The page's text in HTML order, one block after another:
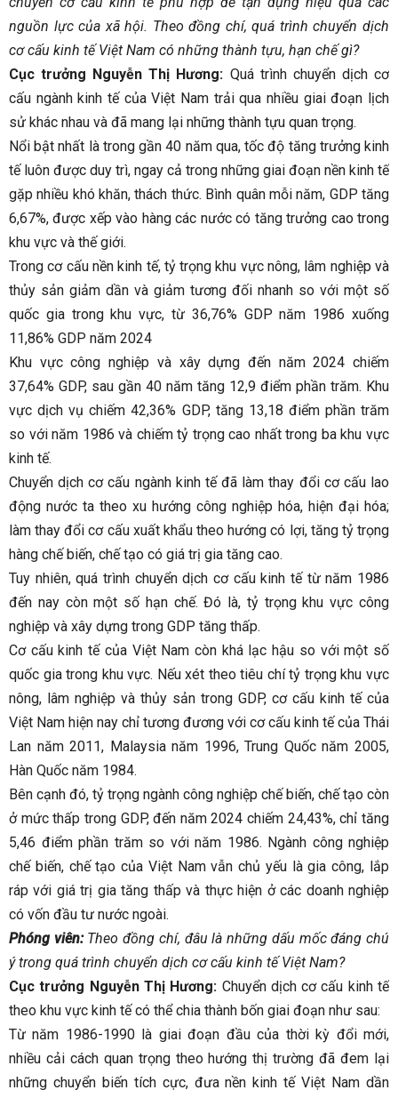
nguồn lực của xã hội. Theo đồng chí, quá trình chuyển dịch
cơ cấu kinh tế Việt Nam có những thành tựu, hạn chế gì?
Cục trưởng Nguyễn Thị Hương: Quá trình chuyển dịch cơ
cấu ngành kinh tế của Việt Nam trải qua nhiều giai đoạn lịch
sử khác nhau và đã mang lại những thành tựu quan trọng.
Nổi bật nhất là trong gần 40 năm qua, tốc độ tăng trưởng kinh
tế luôn được duy trì, ngay cả trong những giai đoạn nền kinh tế
gặp nhiều khó khăn, thách thức. Bình quân mỗi năm, GDP tăng
6,67%, được xếp vào hàng các nước có tăng trưởng cao trong
khu vực và thế giới.
Trong cơ cấu nền kinh tế, tỷ trọng khu vực nông, lâm nghiệp và
thủy sản giảm dần và giảm tương đối nhanh so với một số
quốc gia trong khu vực, từ 36,76% GDP năm 1986 xuống
11,86% GDP năm 2024
Khu vực công nghiệp và xây dựng đến năm 2024 chiếm
37,64% GDP, sau gần 40 năm tăng 12,9 điểm phần trăm. Khu
vực dịch vụ chiếm 42,36% GDP, tăng 13,18 điểm phần trăm
so với năm 1986 và chiếm tỷ trọng cao nhất trong ba khu vực
kinh tế.
Chuyển dịch cơ cấu ngành kinh tế đã làm thay đổi cơ cấu lao
động nước ta theo xu hướng công nghiệp hóa, hiện đại hóa;
làm thay đổi cơ cấu xuất khẩu theo hướng có lợi, tăng tỷ trọng
hàng chế biến, chế tạo có giá trị gia tăng cao.
Tuy nhiên, quá trình chuyển dịch cơ cấu kinh tế từ năm 1986
đến nay còn một số hạn chế. Đó là, tỷ trọng khu vực công
nghiệp và xây dựng trong GDP tăng thấp.
Cơ cấu kinh tế của Việt Nam còn khá lạc hậu so với một số
quốc gia trong khu vực. Nếu xét theo tiêu chí tỷ trọng khu vực
nông, lâm nghiệp và thủy sản trong GDP, cơ cấu kinh tế của
Việt Nam hiện nay chỉ tương đương với cơ cấu kinh tế của Thái
Lan năm 2011, Malaysia năm 1996, Trung Quốc năm 2005,
Hàn Quốc năm 1984.
Bên cạnh đó, tỷ trọng ngành công nghiệp chế biến, chế tạo còn
ở mức thấp trong GDP, đến năm 2024 chiếm 24,43%, chỉ tăng
5,46 điểm phần trăm so với năm 1986. Ngành công nghiệp
chế biến, chế tạo của Việt Nam vẫn chủ yếu là gia công, lắp
ráp với giá trị gia tăng thấp và thực hiện ở các doanh nghiệp
có vốn đầu tư nước ngoài.
Phóng viên: Theo đồng chí, đâu là những dấu mốc đáng chú
ý trong quá trình chuyển dịch cơ cấu kinh tế Việt Nam?
Cục trưởng Nguyễn Thị Hương: Chuyển dịch cơ cấu kinh tế
theo khu vực kinh tế có thể chia thành bốn giai đoạn như sau:
Từ năm 1986-1990 là giai đoạn đầu của thời kỳ đổi mới,
nhiều cải cách quan trọng theo hướng thị trường đã đem lại
những chuyển biến tích cực, đưa nền kinh tế Việt Nam dần